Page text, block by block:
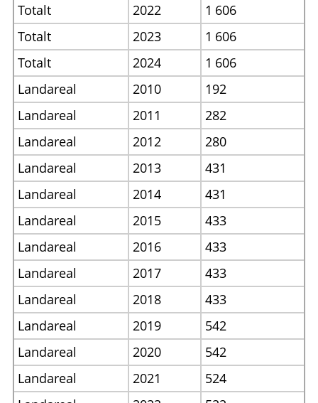
Totalt
2022 1 606
Totalt
2023 1 606
Totalt
2024 1 606
Landareal
2010
192
Landareal
2011
282
Landareal
2012
280
Landareal
2013
431
Landareal
2014
431
Landareal
2015
433
Landareal
2016
433
Landareal
2017
433
Landareal
2018
433
Landareal
2019
542
Landareal
2020
542
Landareal
2021
524